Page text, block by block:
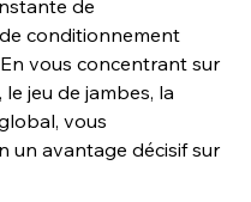
de
conditionnement
vous concentrant sur
jeu de jambes, la
vous
un avantage décisif sur